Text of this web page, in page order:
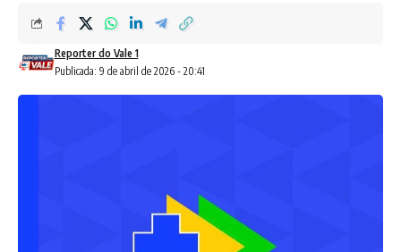
Publicada: 9 de abril de 2026 - 20:41
Reporter do Vale 1